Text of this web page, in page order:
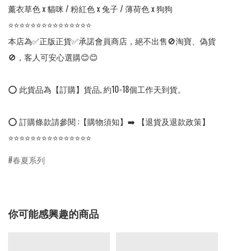
薰衣草色 x 貓咪 / 粉紅色 x 兔子 / 薄荷色 x 狗狗
⭐⭐⭐⭐⭐⭐⭐⭐⭐⭐⭐⭐⭐⭐⭐
本店為✅正版正貨✅承諾會員商店，絕不出售🚫淘寶、偽貨
🚫，客人可安心選購😊😊
⭕ 此貨品為【訂購】貨品, 約10-18個工作天到貨。
⭕ 訂購條款請參閱 :【購物須知】➡️ 【退貨及退款政策】
⭐⭐⭐⭐⭐⭐⭐⭐⭐⭐⭐⭐⭐⭐⭐
春夏系列
你可能感興趣的商品